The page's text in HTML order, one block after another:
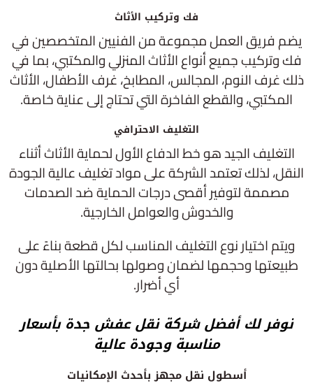
فك وتركيب الأثاث
يضم فريق العمل مجموعة من الفنيين المتخصصين في
فك وتركيب جميع أنواع الأثاث المنزلي والمكتبي، بما في
ذلك غرف النوم، المجالس، المطابخ، غرف الأطفال، الأثاث
المكتبي، والقطع الفاخرة التي تحتاج إلى عناية خاصة.
التغليف الاحترافي
التغليف الجيد هو خط الدفاع الأول لحماية الأثاث أثناء
النقل، لذلك تعتمد الشركة على مواد تغليف عالية الجودة
مصممة لتوفير أقصى درجات الحماية ضد الصدمات
والخدوش والعوامل الخارجية.
ويتم اختيار نوع التغليف المناسب لكل قطعة بناءً على
طبيعتها وحجمها لضمان وصولها بحالتها الأصلية دون
أي أضرار.
نوفر لك أفضل شركة نقل عفش جدة بأسعار
مناسبة وجودة عالية
أسطول نقل مجهز بأحدث الإمكانيات